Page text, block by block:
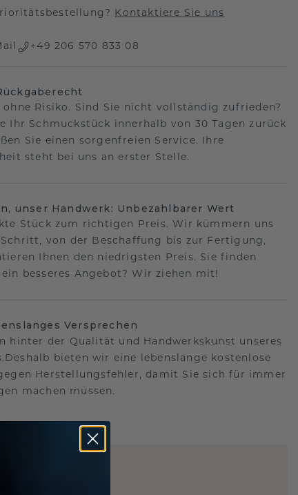
Kontaktiere Sie uns
+49 206 570 833 08
ohne Risiko. Sind Sie nicht vollständig zufrieden?
Ihr Schmuckstück innerhalb von 30 Tagen zurück
Sie einen sorgenfreien Service. Ihre
steht bei uns an erster Stelle.
unser Handwerk: Unbezahlbarer Wert
Stück zum richtigen Preis. Wir kümmern uns
von der Beschaffung bis zur Fertigung,
Ihnen den niedrigsten Preis. Sie finden
ein besseres Angebot? Wir ziehen mit!
Versprechen
hinter der Qualität und Handwerkskunst unseres
bieten wir eine lebenslange kostenlose
Herstellungsfehler, damit Sie sich für immer
machen müssen.